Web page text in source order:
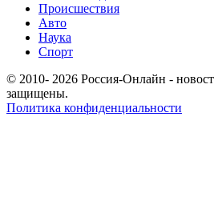
Происшествия
Авто
Наука
Спорт
© 2010- 2026 Россия-Онлайн -
защищены.
Политика конфиденциальности